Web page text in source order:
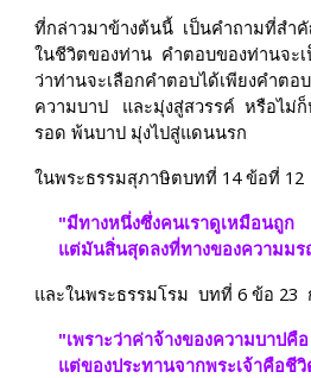
ที่กล่าวมาข้างต้นนี้  เป็นคำถามที่สำ
ในชีวิตของท่าน  คำตอบของท่านจะเ
ว่าท่านจะเลือกคำตอบได้เพียงคำตอ
ความบาป   และมุ่งสู่สวรรค์  หรือไม่
รอด พ้นบาป มุ่งไปสู่แดนนรก
ในพระธรรมสุภาษิตบทที่ 14 ข้อที่ 12
"มีทางหนึ่งซึ่งคนเราดูเหมือนถูก
แต่มันสิ่นสุดลงที่ทางของความม
และในพระธรรมโรม  บทที่ 6 ข้อ 23
"เพราะว่าค่าจ้างของความบาปคื
แต่ของประทานจากพระเจ้าคือชี